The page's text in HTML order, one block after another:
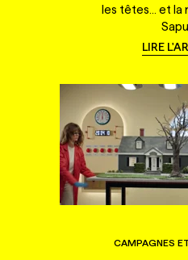
les têtes... et la
LIRE
CAMPAGNES